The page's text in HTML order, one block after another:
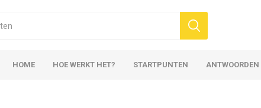
HOME HOE WERKT HET? STARTPUNTEN ANTWOORDEN